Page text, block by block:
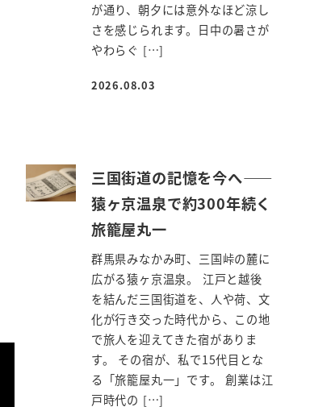
が通り、朝夕には意外なほど涼し
さを感じられます。日中の暑さが
やわらぐ […]
投稿日
2026.08.03
三国街道の記憶を今へ――
猿ヶ京温泉で約300年続く
旅籠屋丸一
群馬県みなかみ町、三国峠の麓に
広がる猿ヶ京温泉。 江戸と越後
を結んだ三国街道を、人や荷、文
化が行き交った時代から、この地
で旅人を迎えてきた宿がありま
す。 その宿が、私で15代目とな
る「旅籠屋丸一」です。 創業は江
戸時代の […]